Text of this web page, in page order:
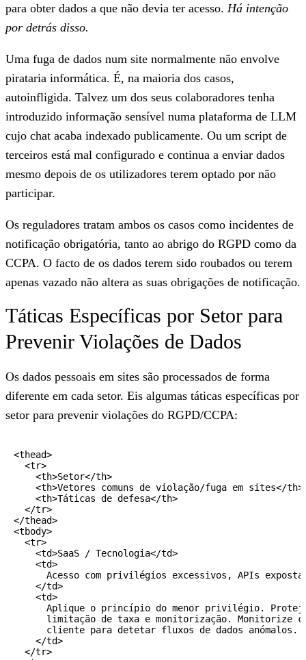
para obter dados a que não devia ter acesso. Há intenção
por detrás disso.
Uma fuga de dados num site normalmente não envolve
pirataria informática. É, na maioria dos casos,
autoinfligida. Talvez um dos seus colaboradores tenha
introduzido informação sensível numa plataforma de LLM
cujo chat acaba indexado publicamente. Ou um script de
terceiros está mal configurado e continua a enviar dados
mesmo depois de os utilizadores terem optado por não
participar.
Os reguladores tratam ambos os casos como incidentes de
notificação obrigatória, tanto ao abrigo do RGPD como da
CCPA. O facto de os dados terem sido roubados ou terem
apenas vazado não altera as suas obrigações de notificação.
Táticas Específicas por Setor para
Prevenir Violações de Dados
Os dados pessoais em sites são processados de forma
diferente em cada setor. Eis algumas táticas específicas por
setor para prevenir violações do RGPD/CCPA:
<thead>
  <tr>
    <th>Setor</th>
    <th>Vetores comuns de violação/fuga em sites</th>
    <th>Táticas de defesa</th>
  </tr>
</thead>
<tbody>
  <tr>
    <td>SaaS / Tecnologia</td>
    <td>
Acesso com privilégios excessivos, APIs
    </td>
    <td>
Aplique o princípio do menor privilégio.
limitação de taxa e monitorização. Monitorize
      cliente para detetar fluxos de dados anómalos.
    </td>
  </tr>